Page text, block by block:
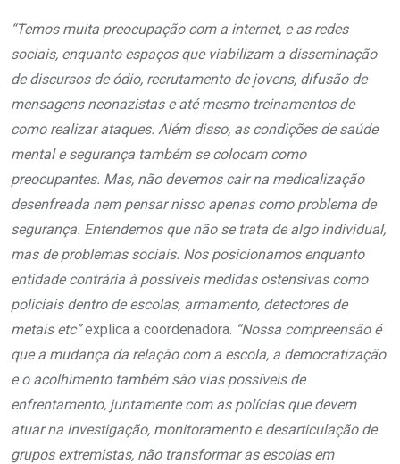
“Temos muita preocupação com a internet, e as redes
sociais, enquanto espaços que viabilizam a disseminação
de discursos de ódio, recrutamento de jovens, difusão de
mensagens neonazistas e até mesmo treinamentos de
como realizar ataques. Além disso, as condições de saúde
mental e segurança também se colocam como
preocupantes. Mas, não devemos cair na medicalização
desenfreada nem pensar nisso apenas como problema de
segurança. Entendemos que não se trata de algo individual,
mas de problemas sociais. Nos posicionamos enquanto
entidade contrária à possíveis medidas ostensivas como
policiais dentro de escolas, armamento, detectores de
metais etc”explica a coordenadora. “Nossa compreensão é
que a mudança da relação com a escola, a democratização
e o acolhimento também são vias possíveis de
enfrentamento, juntamente com as polícias que devem
atuar na investigação, monitoramento e desarticulação de
grupos extremistas, não transformar as escolas em